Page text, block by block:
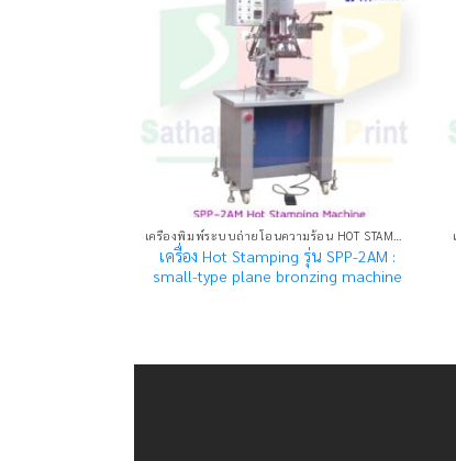
เครื่องพิมพ์ระบบถ่ายโอนความร้อน HOT STAMPING MACHINE
เครื่อง Hot Stamping รุ่น SPP-2AM :
small-type plane bronzing machine